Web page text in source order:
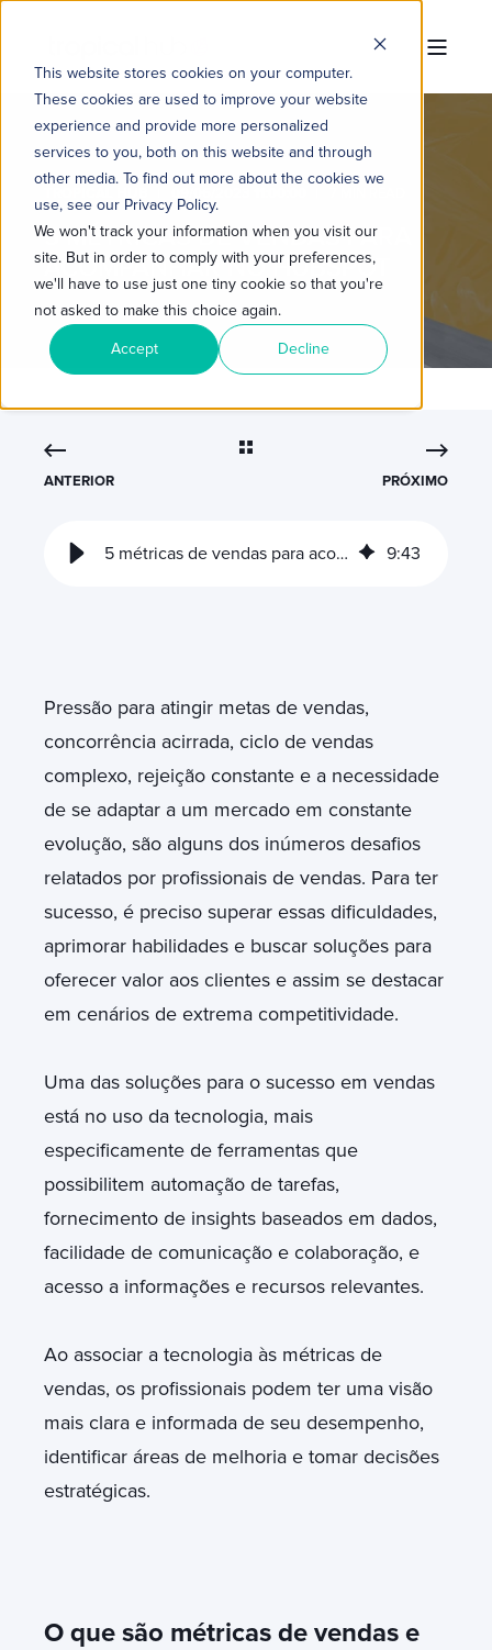
This website stores cookies on your computer.
These cookies are used to improve your website
experience and provide more personalized
services to you, both on this website and through
other media. To find out more about the cookies we
use, see our Privacy Policy.
We won't track your information when you visit our
site. But in order to comply with your preferences,
we'll have to use just one tiny cookie so that you're
not asked to make this choice again.
Accept Decline
5 MÉTRICAS DE VENDAS PARA
ACOMPANHAR NO HUBSPOT
ANTERIOR PRÓXIMO
5 métricas de vendas para acompanhar no HubSpot 9:43
Pressão para atingir metas de vendas,
concorrência acirrada, ciclo de vendas
complexo, rejeição constante e a necessidade
de se adaptar a um mercado em constante
evolução, são alguns dos inúmeros desafios
relatados por profissionais de vendas. Para ter
sucesso, é preciso superar essas dificuldades,
aprimorar habilidades e buscar soluções para
oferecer valor aos clientes e assim se destacar
em cenários de extrema competitividade.
Uma das soluções para o sucesso em vendas
está no uso da tecnologia, mais
especificamente de ferramentas que
possibilitem automação de tarefas,
fornecimento de insights baseados em dados,
facilidade de comunicação e colaboração, e
acesso a informações e recursos relevantes.
Ao associar a tecnologia às métricas de
vendas, os profissionais podem ter uma visão
mais clara e informada de seu desempenho,
identificar áreas de melhoria e tomar decisões
estratégicas.
O que são métricas de vendas e